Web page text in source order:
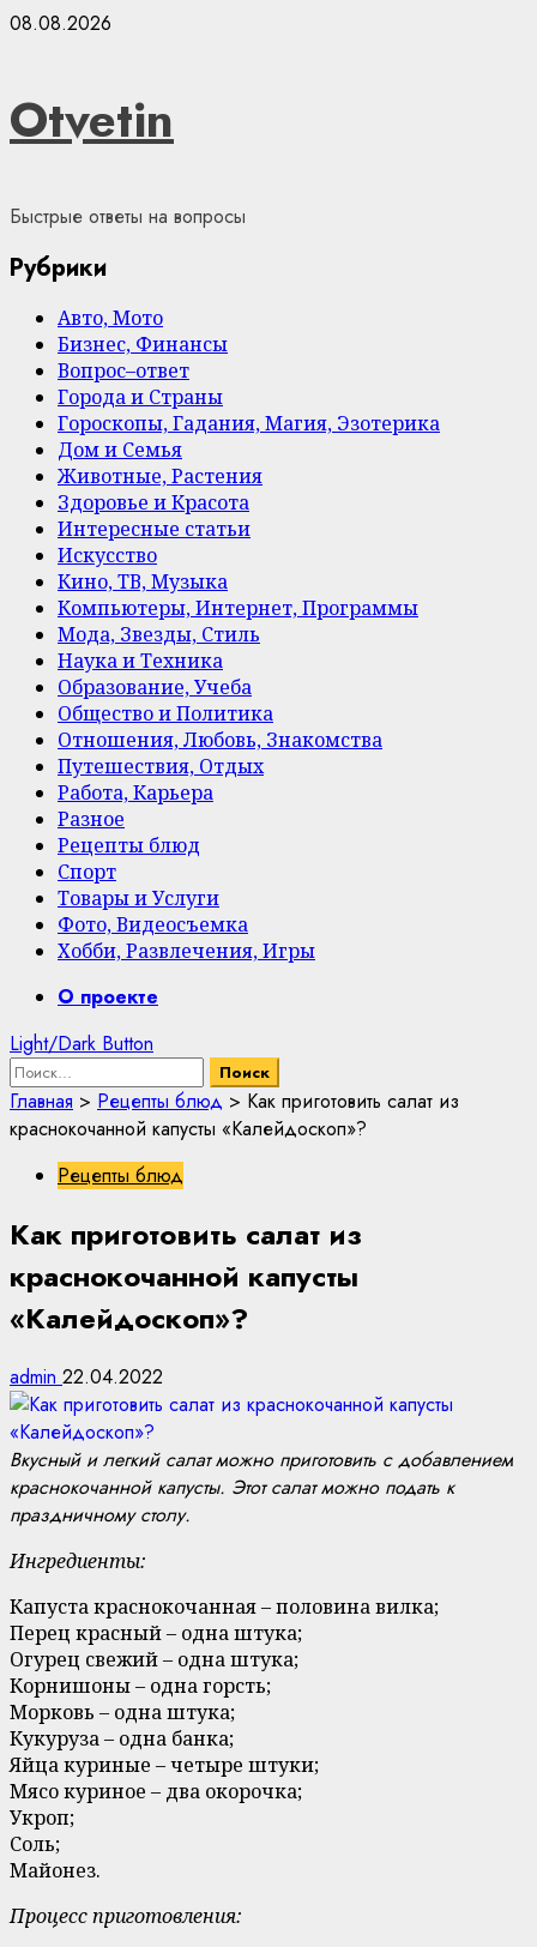
Skip
08.08.2026
Otvetin
Быстрые ответы на вопросы
Рубрики
Авто, Мото
Бизнес, Финансы
Вопрос–ответ
Города и Страны
Гороскопы, Гадания, Магия, Эзотерика
Дом и Семья
Животные, Растения
Здоровье и Красота
Интересные статьи
Искусство
Кино, ТВ, Музыка
Компьютеры, Интернет, Программы
Мода, Звезды, Стиль
Наука и Техника
Образование, Учеба
Общество и Политика
Отношения, Любовь, Знакомства
Путешествия, Отдых
Работа, Карьера
Разное
Рецепты блюд
Спорт
Товары и Услуги
Фото, Видеосъемка
Хобби, Развлечения, Игры
PrimaryО проекте
Light/Dark Button
Найти:
Главная > Рецепты блюд > Как приготовить салат из
краснокочанной капусты «Калейдоскоп»?
Рецепты блюд
Как приготовить салат из
краснокочанной капусты
«Калейдоскоп»?
admin 22.04.2022
Вкусный и легкий салат можно приготовить с добавлением
краснокочанной капусты. Этот салат можно подать к
праздничному столу.
Ингредиенты:
Капуста краснокочанная – половина вилка;
Перец красный – одна штука;
Огурец свежий – одна штука;
Корнишоны – одна горсть;
Морковь – одна штука;
Кукуруза – одна банка;
Яйца куриные – четыре штуки;
Мясо куриное – два окорочка;
Укроп;
Соль;
Майонез.
Процесс приготовления: